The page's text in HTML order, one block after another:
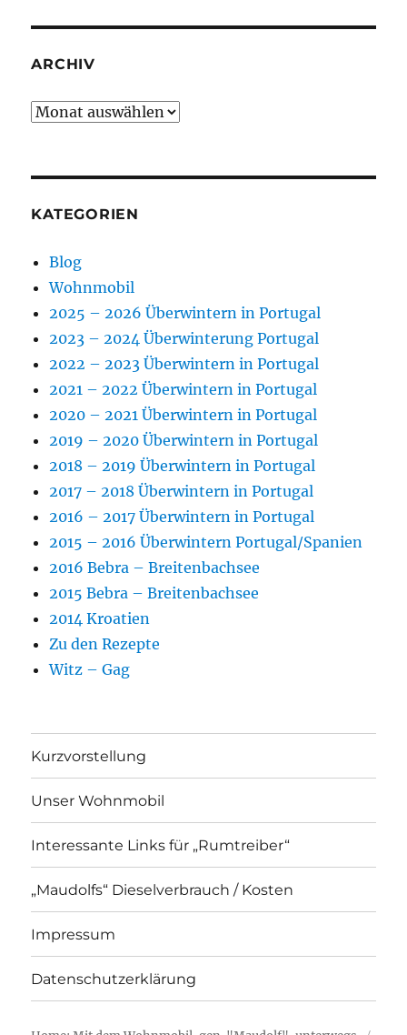
ARCHIV
Archiv
KATEGORIEN
Blog
Wohnmobil
2025 – 2026 Überwintern in Portugal
2023 – 2024 Überwinterung Portugal
2022 – 2023 Überwintern in Portugal
2021 – 2022 Überwintern in Portugal
2020 – 2021 Überwintern in Portugal
2019 – 2020 Überwintern in Portugal
2018 – 2019 Überwintern in Portugal
2017 – 2018 Überwintern in Portugal
2016 – 2017 Überwintern in Portugal
2015 – 2016 Überwintern Portugal/Spanien
2016 Bebra – Breitenbachsee
2015 Bebra – Breitenbachsee
2014 Kroatien
Zu den Rezepte
Witz – Gag
Kurzvorstellung
Unser Wohnmobil
Interessante Links für „Rumtreiber“
„Maudolfs“ Dieselverbrauch / Kosten
Impressum
Datenschutzerklärung